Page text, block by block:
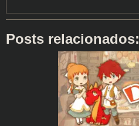
Posts relacionados: